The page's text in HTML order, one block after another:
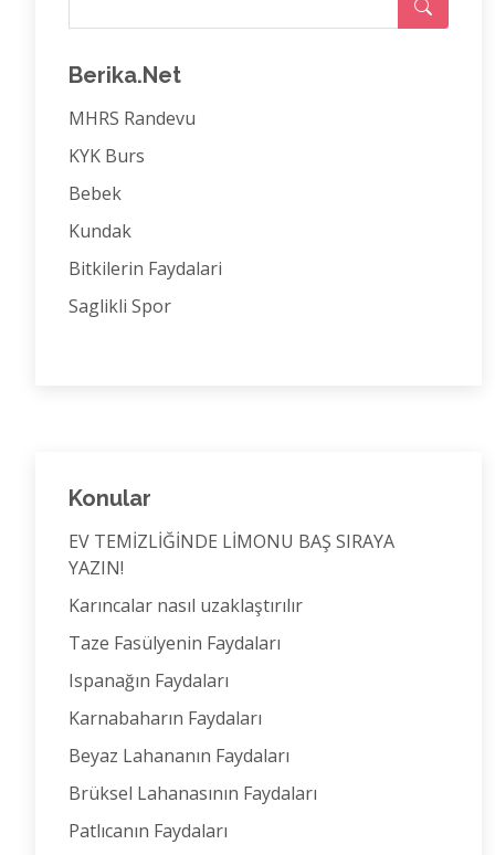
Berika.Net
MHRS Randevu
KYK Burs
Bebek
Kundak
Bitkilerin Faydalari
Saglikli Spor
Konular
EV TEMİZLİĞİNDE LİMONU BAŞ SIRAYA
YAZIN!
Karıncalar nasıl uzaklaştırılır
Taze Fasülyenin Faydaları
Ispanağın Faydaları
Karnabaharın Faydaları
Beyaz Lahananın Faydaları
Brüksel Lahanasının Faydaları
Patlıcanın Faydaları